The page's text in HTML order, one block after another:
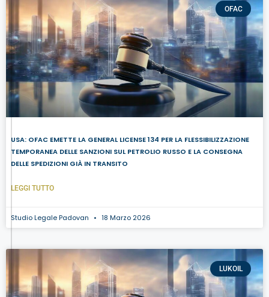
OFAC
USA: OFAC EMETTE LA GENERAL LICENSE 134 PER LA FLESSIBILIZZAZIONE
TEMPORANEA DELLE SANZIONI SUL PETROLIO RUSSO E LA CONSEGNA
DELLE SPEDIZIONI GIÀ IN TRANSITO
LEGGI TUTTO
Studio Legale Padovan 18 Marzo 2026
LUKOIL